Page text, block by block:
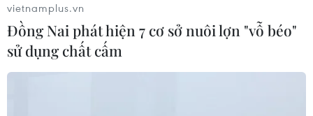
vietnamplus.vn
Đồng Nai phát hiện 7 cơ sở nuôi lợn "vỗ béo"
sử dụng chất cấm